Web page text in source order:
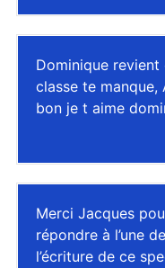
Dominique revient
classe te manque,
bon je t aime
Merci Jacques
répondre à l’une
l’écriture de ce